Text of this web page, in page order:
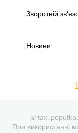
Зворотній
Новини
©
При використанні